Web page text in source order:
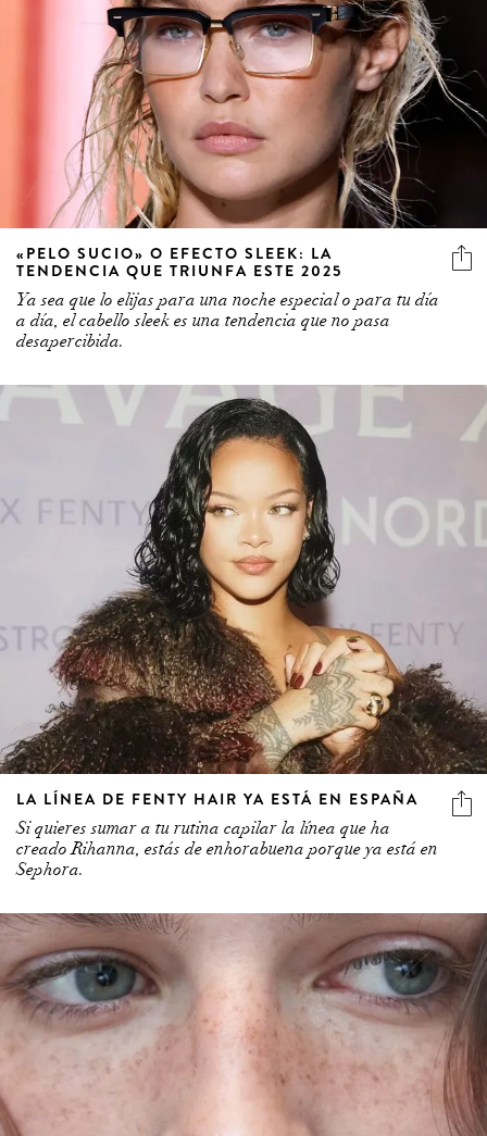
«PELO SUCIO» O EFECTO SLEEK: LA
TENDENCIA QUE TRIUNFA ESTE 2025
Ya sea que lo elijas para una noche especial o para tu día
a día, el cabello sleek es una tendencia que no pasa
desapercibida.
LA LÍNEA DE FENTY HAIR YA ESTÁ EN ESPAÑA
Si quieres sumar a tu rutina capilar la línea que ha
creado Rihanna, estás de enhorabuena porque ya está en
Sephora.